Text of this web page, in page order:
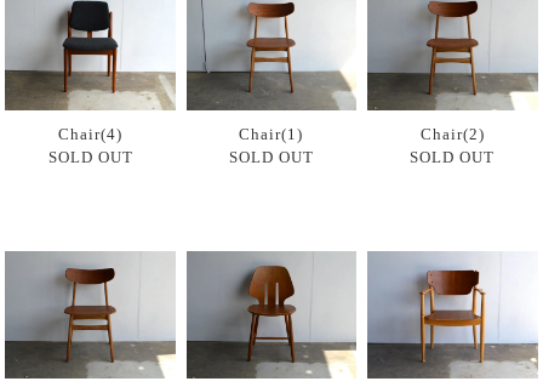
Chair(4)
SOLD OUT
Chair(1)
SOLD OUT
Chair(2)
SOLD OUT